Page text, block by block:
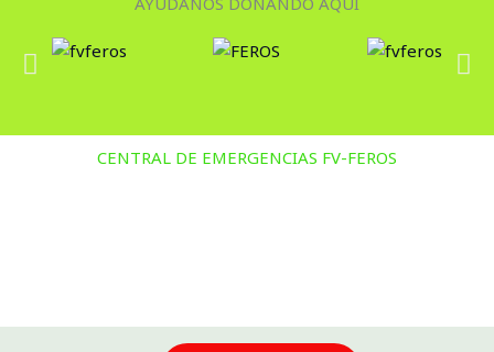
CENTRAL DE EMERGENCIAS FV-FEROS